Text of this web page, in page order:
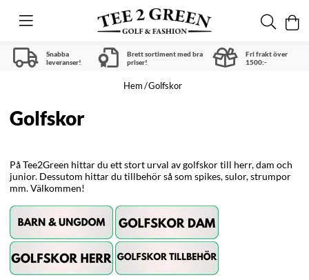
Snabba
leveranser!
Brett sortiment med bra
priser!
Fri frakt över
1500:-
Hem Golfskor
Golfskor
På Tee2Green hittar du ett stort urval av golfskor till herr, dam och
junior. Dessutom hittar du tillbehör så som spikes, sulor, strumpor
mm. Välkommen!